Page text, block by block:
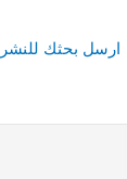
ارسل بحثك للنشر